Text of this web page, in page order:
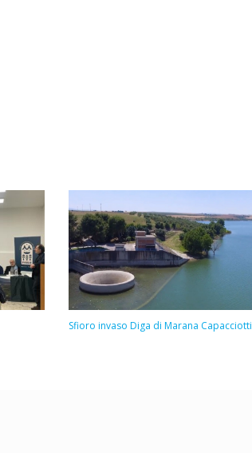
Sfioro invaso Diga di Marana Capacciotti